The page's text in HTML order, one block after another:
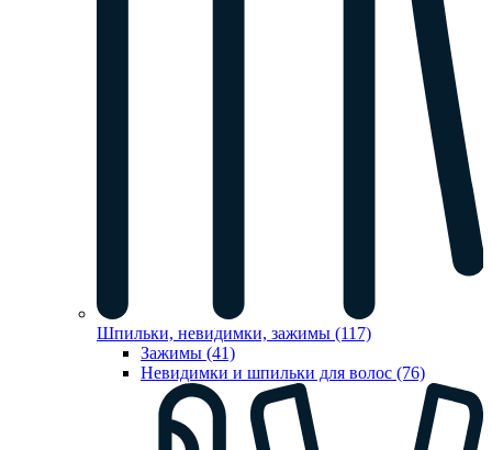
Шпильки, невидимки, зажимы (117)
Зажимы (41)
Невидимки и шпильки для волос (76)